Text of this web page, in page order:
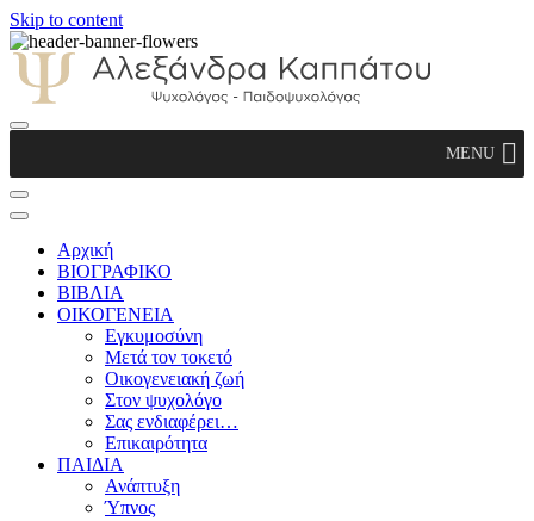
Skip to content
Παιδοψυχολόγος
MENU
Αρχική
ΒΙΟΓΡΑΦΙΚΟ
ΒΙΒΛΙΑ
ΟΙΚΟΓΕΝΕΙΑ
Εγκυμοσύνη
Μετά τον τοκετό
Οικογενειακή ζωή
Στον ψυχολόγο
Σας ενδιαφέρει…
Επικαιρότητα
ΠΑΙΔΙΑ
Ανάπτυξη
Ύπνος